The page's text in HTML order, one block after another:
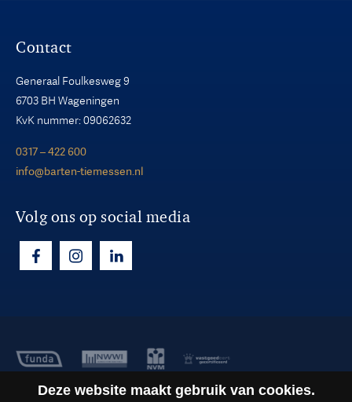
Contact
Generaal Foulkesweg 9
6703 BH Wageningen
KvK nummer: 09062632
0317 – 422 600
info@barten-tiemessen.nl
Volg ons op social media
Copyright ©2026Barten Tiemessen B.V.
Deze website maakt gebruik van cookies.